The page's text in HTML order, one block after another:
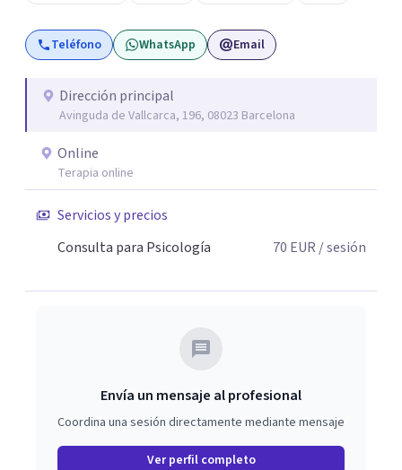
Teléfono WhatsApp Email
Dirección principal
Avinguda de Vallcarca, 196, 08023 Barcelona
Online
Terapia online
Servicios y precios
Consulta para Psicología
70 EUR / sesión
Envía un mensaje al profesional
Coordina una sesión directamente mediante mensaje
Ver perfil completo